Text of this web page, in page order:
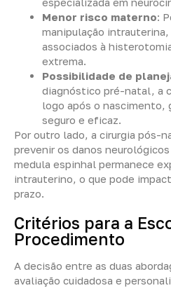
Menor risco materno:
manipulação
associados à
extrema.
Possibilidade de
diagnóstico pré-natal, a
logo após o nascimento,
seguro e eficaz.
Por outro lado, a cirurgia pós-
prevenir os danos
medula espinhal permanece
intrauterino, o que pode
prazo.
Critérios para a
Procedimento
A decisão entre as duas
avaliação cuidadosa e